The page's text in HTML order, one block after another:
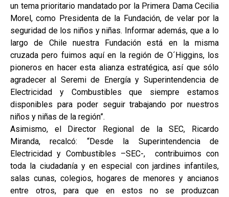
un tema prioritario mandatado por la Primera Dama Cecilia
Morel, como Presidenta de la Fundación, de velar por la
seguridad de los niños y niñas. Informar además, que a lo
largo de Chile nuestra Fundación está en la misma
cruzada pero fuimos aquí en la región de O´Higgins, los
pioneros en hacer esta alianza estratégica, así que sólo
agradecer al Seremi de Energía y Superintendencia de
Electricidad y Combustibles que siempre estamos
disponibles para poder seguir trabajando por nuestros
niños y niñas de la región”.
Asimismo, el Director Regional de la SEC, Ricardo
Miranda, recalcó: “Desde la Superintendencia de
Electricidad y Combustibles –SEC-, contribuimos con
toda la ciudadanía y en especial con jardines infantiles,
salas cunas, colegios, hogares de menores y ancianos
entre otros, para que en estos no se produzcan